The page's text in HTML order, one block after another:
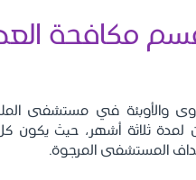
مكافحة
والأوبئة في مستشفى
لمدة ثلاثة أشهر، حيث
المستشفى المرجوة.